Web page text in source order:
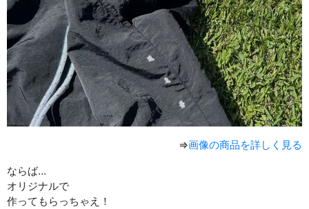
⇒画像の商品を詳しく見る
ならば…
オリジナルで
作ってもらっちゃえ！